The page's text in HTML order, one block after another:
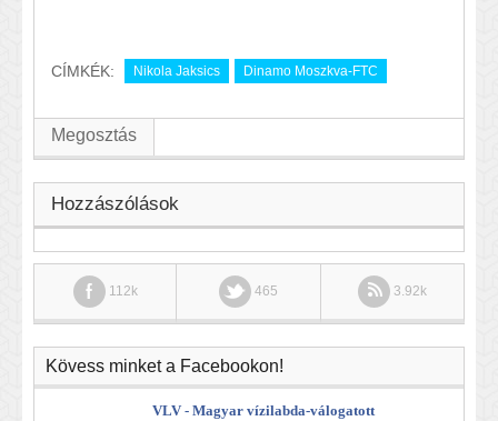
CÍMKÉK: Nikola Jaksics Dinamo Moszkva-FTC
Megosztás
Hozzászólások
112k 465 3.92k
Kövess minket a Facebookon!
VLV - Magyar vízilabda-válogatott